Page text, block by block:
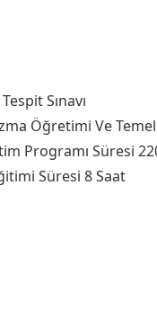
Sınavı
Öğretimi Ve
Programı Süresi
Süresi 8 Saat